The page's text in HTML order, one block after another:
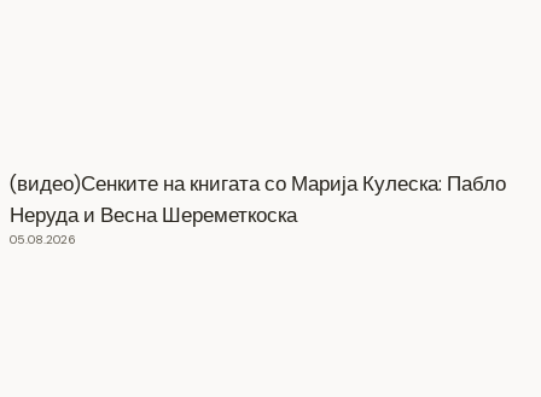
(видео)Сенките на книгата со Марија Кулеска: Пабло
Неруда и Весна Шереметкоска
05.08.2026